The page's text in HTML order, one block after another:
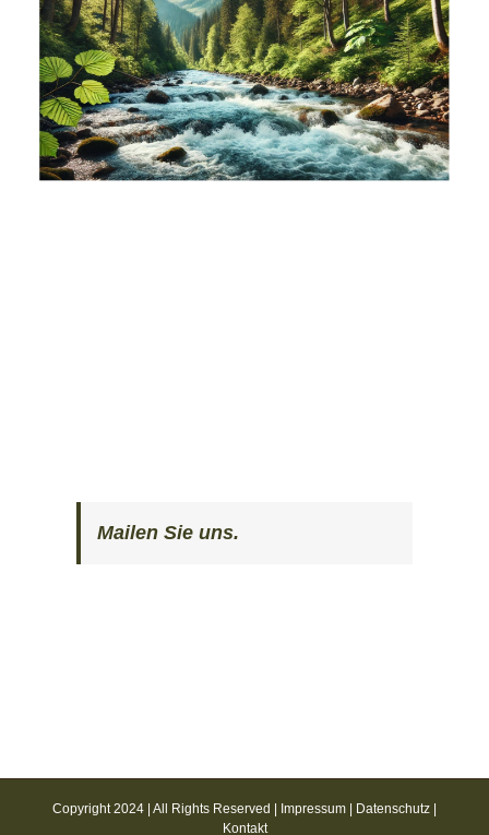
Mailen Sie uns.
Copyright 2024 | All Rights Reserved | Impressum Datenschutz
Kontakt